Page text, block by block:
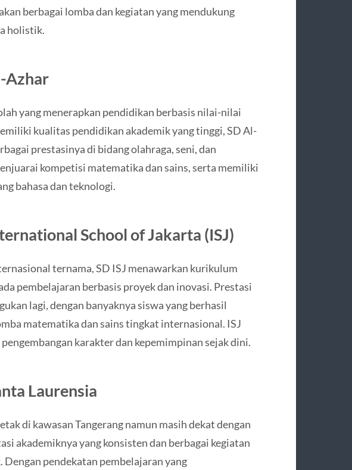
berbagai lomba dan kegiatan yang mendukung
holistik.
Azhar
yang menerapkan pendidikan berbasis nilai-nilai
kualitas pendidikan akademik yang tinggi, SD Al-
prestasinya di bidang olahraga, seni, dan
kompetisi matematika dan sains, serta memiliki
bahasa dan teknologi.
School of Jakarta (ISJ)
ternama, SD ISJ menawarkan kurikulum
pembelajaran berbasis proyek dan inovasi. Prestasi
lagi, dengan banyaknya siswa yang berhasil
matematika dan sains tingkat internasional. ISJ
karakter dan kepemimpinan sejak dini.
Laurensia
di kawasan Tangerang namun masih dekat dengan
akademiknya yang konsisten dan berbagai kegiatan
pendekatan pembelajaran yang